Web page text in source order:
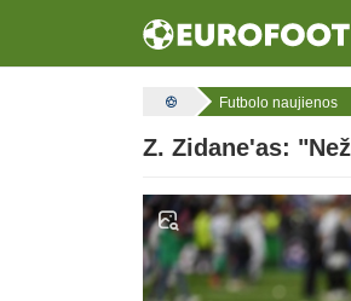
Futbolo naujienos
Z. Zidane'as: